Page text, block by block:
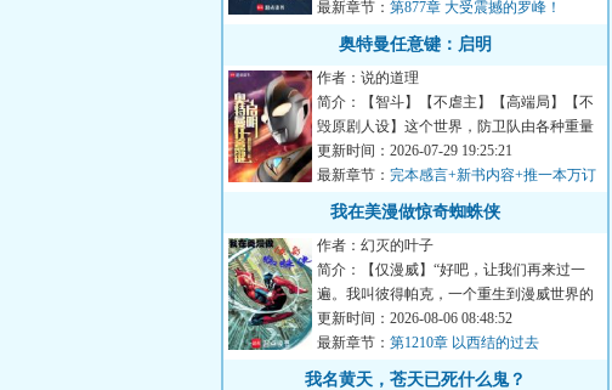
最新章节： 第877章 大受震撼的罗峰！
奥特曼任意键：启明
作者：说的道理
简介：【智斗】【不虐主】【高端局】【不
毁原剧人设】这个世界，防卫队由各种重量
级成员构成:总监城府深...
更新时间：2026-07-29 19:25:21
最新章节： 完本感言+新书内容+推一本万订
骑士文《谁让他当假面骑士的！》
我在美漫做惊奇蜘蛛侠
作者：幻灭的叶子
简介：【仅漫威】“好吧，让我们再来过一
遍。我叫彼得帕克，一个重生到漫威世界的
穿越者，我被一只基因改...
更新时间：2026-08-06 08:48:52
最新章节： 第1210章 以西结的过去
我名黄天，苍天已死什么鬼？